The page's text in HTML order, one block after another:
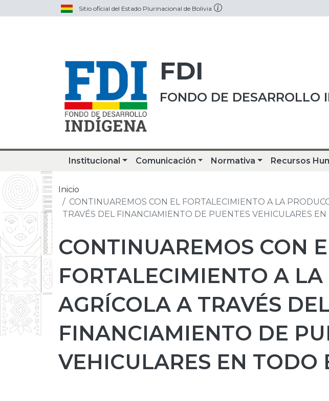
Sitio oficial del Estado Plurinacional de Bolivia
FDI
FONDO DE DESARROLLO
Institucional Comunicación Normativa Recursos
Inicio
CONTINUAREMOS CON EL FORTALECIMIENTO A LA
TRAVÉS DEL FINANCIAMIENTO DE PUENTES VEHICULARES EN
CONTINUAREMOS CON
FORTALECIMIENTO A
AGRÍCOLA A TRAVÉS
FINANCIAMIENTO DE
VEHICULARES EN TODO